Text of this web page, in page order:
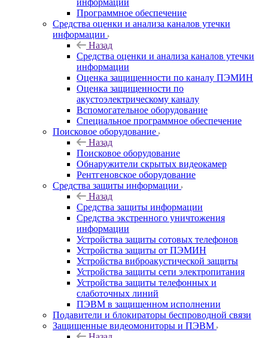
информации
Программное обеспечение
Средства оценки и анализа каналов утечки
информации
Назад
Средства оценки и анализа каналов утечки
информации
Оценка защищенности по каналу ПЭМИН
Оценка защищенности по
акустоэлектрическому каналу
Вспомогательное оборудование
Специальное программное обеспечение
Поисковое оборудование
Назад
Поисковое оборудование
Обнаружители скрытых видеокамер
Рентгеновское оборудование
Средства защиты информации
Назад
Средства защиты информации
Средства экстренного уничтожения
информации
Устройства защиты сотовых телефонов
Устройства защиты от ПЭМИН
Устройства виброакустической защиты
Устройства защиты сети электропитания
Устройства защиты телефонных и
слаботочных линий
ПЭВМ в защищенном исполнении
Подавители и блокираторы беспроводной связи
Защищенные видеомониторы и ПЭВМ